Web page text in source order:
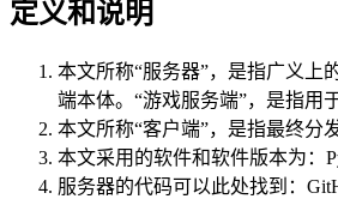
定义和说明
本文所称“服务器”，是指广义上
端本体。“游戏服务端”，是指用
本文所称“客户端”，是指最终分
本文采用的软件和软件版本为：
服务器的代码可以此处找到：